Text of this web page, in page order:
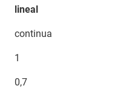
lineal
continua
1
0,7